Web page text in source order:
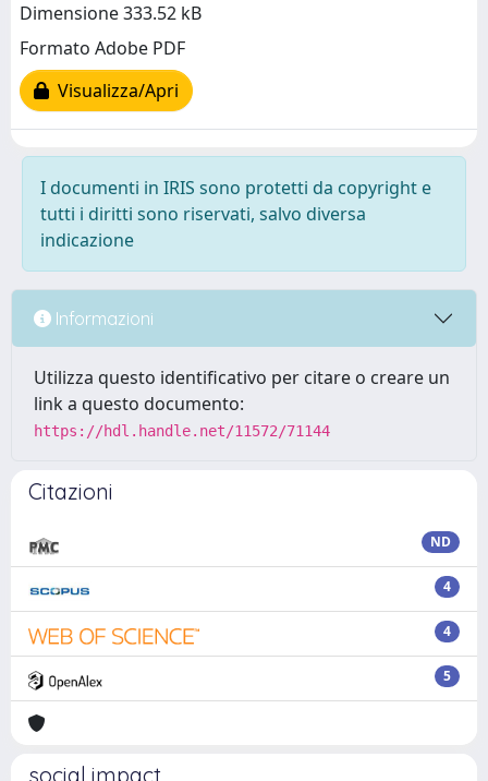
Dimensione 333.52 kB
Formato Adobe PDF
Visualizza/Apri
I documenti in IRIS sono protetti da copyright e
tutti i diritti sono riservati, salvo diversa
indicazione
Informazioni
Utilizza questo identificativo per citare o creare un
link a questo documento:
https://hdl.handle.net/11572/71144
Citazioni
ND
4
4
5
social impact